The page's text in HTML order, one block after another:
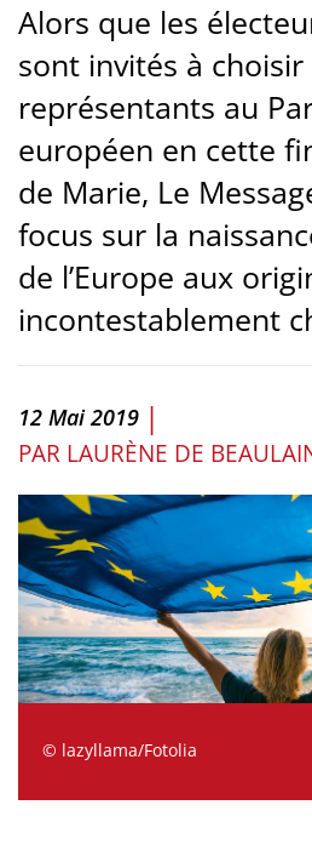
Alors que les
sont invités à choisir
représentants au
européen en cette
de Marie, Le
focus sur la
de l’Europe aux
incontestablement
12 Mai 2019 |
PAR LAURÈNE DE
© lazyllama/Fotolia